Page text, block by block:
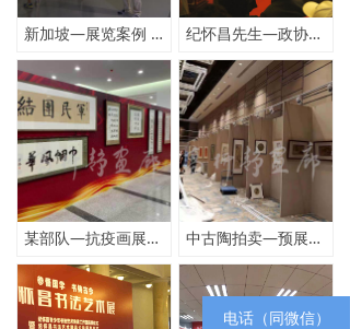
电话（同微信）
新加坡—展览案例 （更多.......） 纪怀昌先生—政协展览 （更多....）
某部队—抗疫画展案例 （更多.....） 中古陶拍卖—预展（更多......）